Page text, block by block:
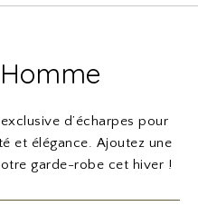
d’écharpes pour
et élégance. Ajoutez une
garde-robe cet hiver !